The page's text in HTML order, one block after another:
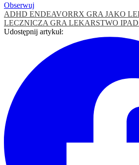
Obserwuj
ADHD ENDEAVORRX GRA JAKO
LECZNICZA GRA LEKARSTWO IPAD
Udostępnij artykuł: